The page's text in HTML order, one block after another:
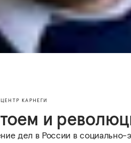
КАРНЕГИ
и
дел в России в социально-